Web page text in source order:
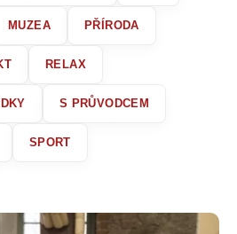
MUZEA PŘÍRODA
RELAX
S PRŮVODCEM
SPORT